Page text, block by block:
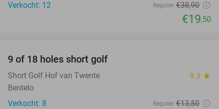
Verkocht: 12
Regulier €38,90
€19,50
TODAY
9 of 18 holes short golf
Short Golf Hof van Twente 9.3 star
Bentelo
Verkocht: 8
Regulier €13,50